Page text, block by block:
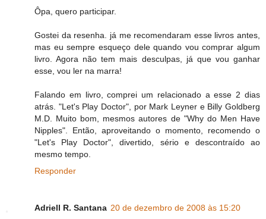
Ôpa, quero participar.
Gostei da resenha. já me recomendaram esse livros antes,
mas eu sempre esqueço dele quando vou comprar algum
livro. Agora não tem mais desculpas, já que vou ganhar
esse, vou ler na marra!
Falando em livro, comprei um relacionado a esse 2 dias
atrás. "Let's Play Doctor", por Mark Leyner e Billy Goldberg
M.D. Muito bom, mesmos autores de "Why do Men Have
Nipples". Então, aproveitando o momento, recomendo o
"Let's Play Doctor", divertido, sério e descontraído ao
mesmo tempo.
Responder
Adriell R. Santana 20 de dezembro de 2008 às 15:20